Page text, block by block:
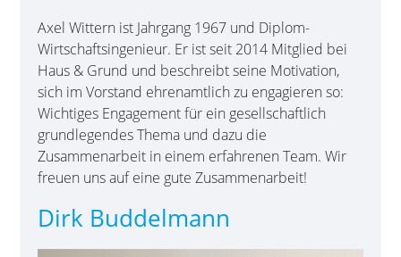
Axel Wittern ist Jahrgang 1967 und Diplom-
Wirtschaftsingenieur. Er ist seit 2014 Mitglied bei
Haus & Grund und beschreibt seine Motivation,
sich im Vorstand ehrenamtlich zu engagieren so:
Wichtiges Engagement für ein gesellschaftlich
grundlegendes Thema und dazu die
Zusammenarbeit in einem erfahrenen Team. Wir
freuen uns auf eine gute Zusammenarbeit!
Dirk Buddelmann